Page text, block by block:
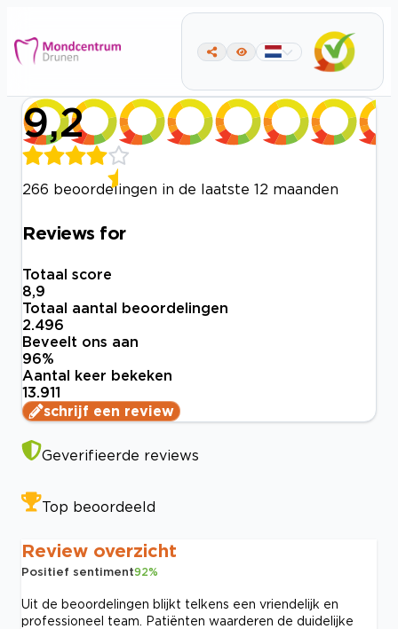
9,2
266 beoordelingen in de laatste 12 maanden
Reviews for
Totaal score
8,9
Totaal aantal beoordelingen
2.496
Beveelt ons aan
96%
Aantal keer bekeken
13.911
schrijf een review
Geverifieerde reviews
Top beoordeeld
Review overzicht
Positief sentiment92%
Uit de beoordelingen blijkt telkens een vriendelijk en
professioneel team. Patiënten waarderen de duidelijke